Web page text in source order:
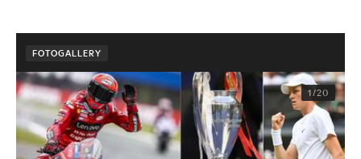
FOTOGALLERY
1/20